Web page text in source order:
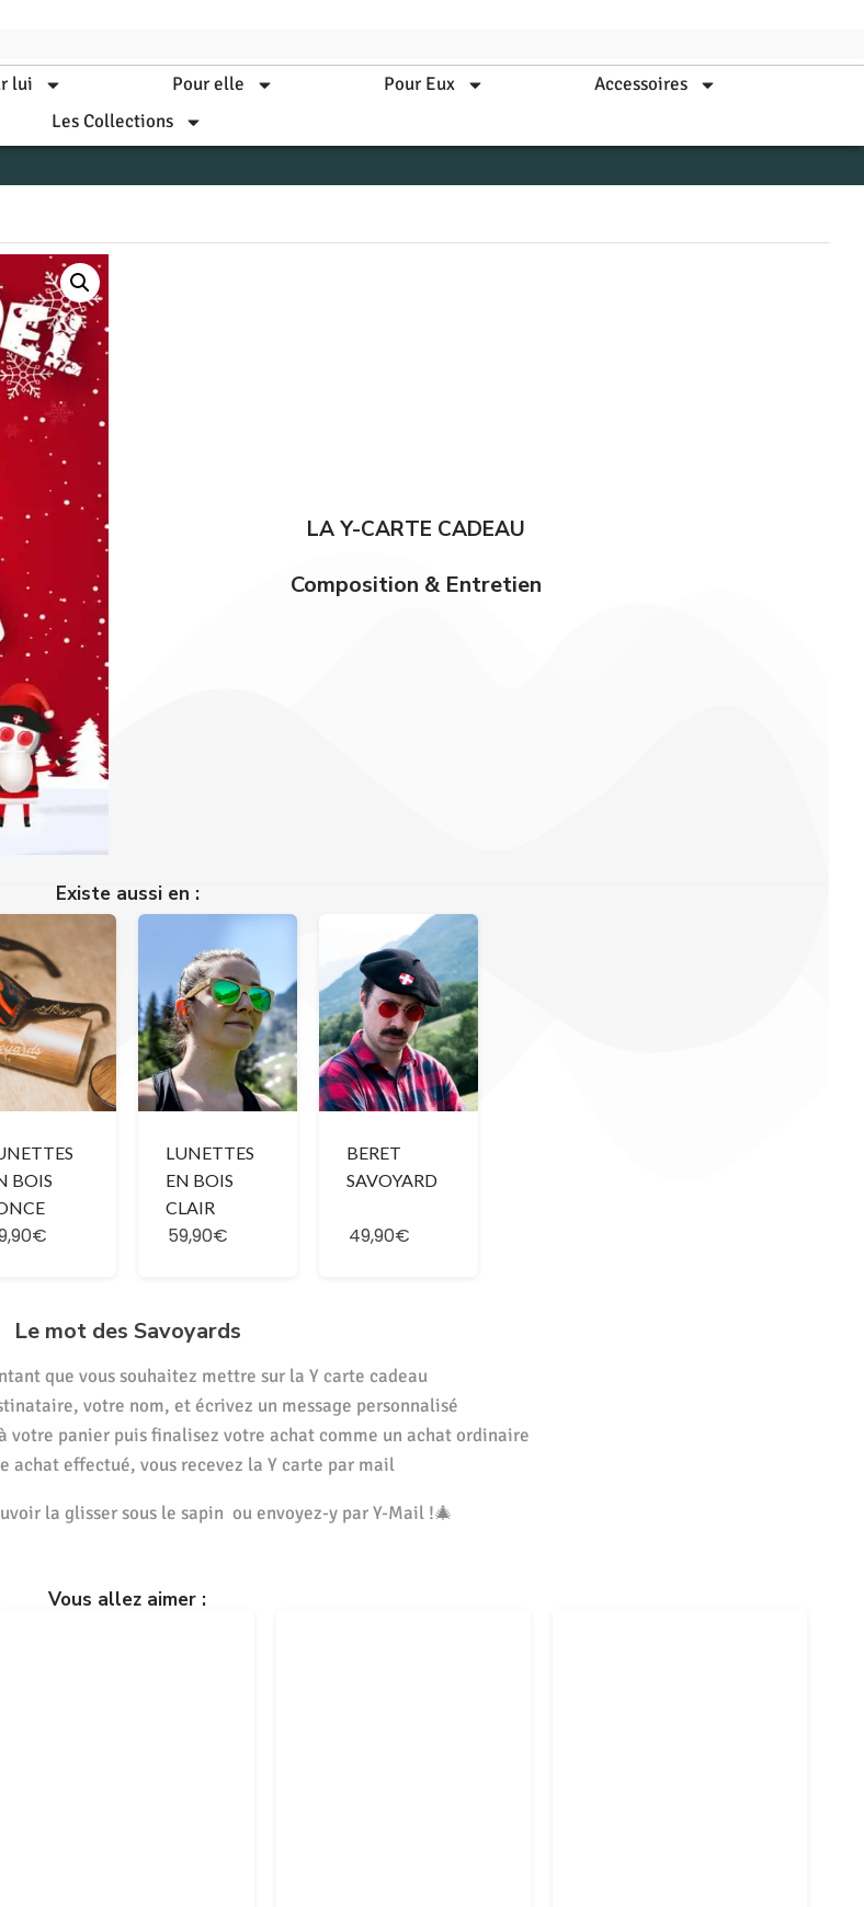
lui Pour elle Pour Eux
Accessoires
Les Collections
LA Y-CARTE CADEAU
Composition & Entretien
Existe aussi en :
BOIS
LUNETTES
EN BOIS
CLAIR
59,90€
BERET
SAVOYARD
49,90€
Le mot des Savoyards
que vous souhaitez mettre sur la Y carte cadeau
votre nom, et écrivez un message personnalisé
votre panier puis finalisez votre achat comme un achat ordinaire
achat effectué, vous recevez la Y carte par mail
la glisser sous le sapin ou envoyez-y par Y-Mail !🎄
Vous allez aimer :